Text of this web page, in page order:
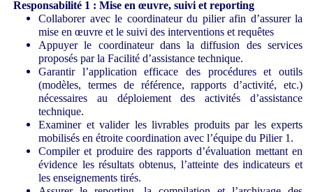
Responsabilité 1 : Mise en œuvre, suivi et reporting
Collaborer avec le coordinateur du pilier afin d’assurer la
mise en œuvre et le suivi des interventions et requêtes
Appuyer le coordinateur dans la diffusion des services
proposés par la Facilité d’assistance technique.
Garantir l’application efficace des procédures et outils
(modèles, termes de référence, rapports d’activité, etc.)
nécessaires au déploiement des activités d’assistance
technique.
Examiner et valider les livrables produits par les experts
mobilisés en étroite coordination avec l’équipe du Pilier 1.
Compiler et produire des rapports d’évaluation mettant en
évidence les résultats obtenus, l’atteinte des indicateurs et
les enseignements tirés.